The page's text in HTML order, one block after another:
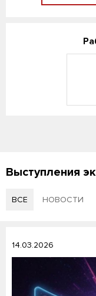
Выступления
ВСЕ НОВОСТИ
14.03.2026